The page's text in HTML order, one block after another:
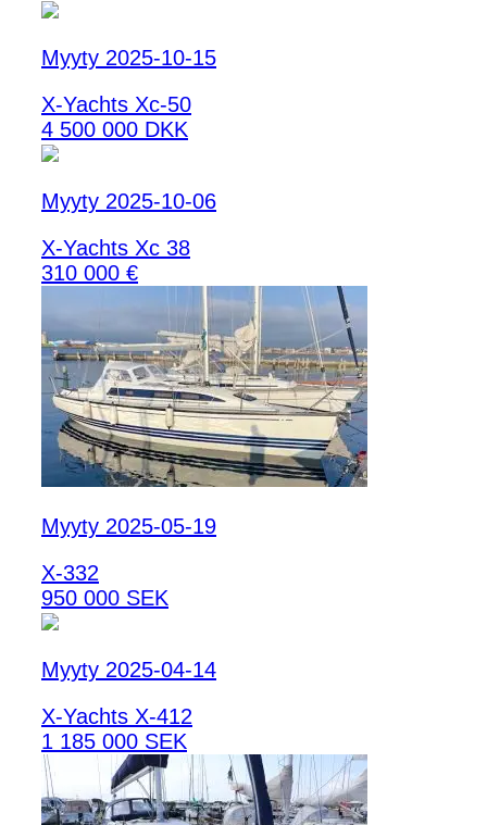
Myyty 2025-10-15
X-Yachts Xc-50
4 500 000 DKK
Myyty 2025-10-06
X-Yachts Xc 38
310 000 €
Myyty 2025-05-19
X-332
950 000 SEK
Myyty 2025-04-14
X-Yachts X-412
1 185 000 SEK